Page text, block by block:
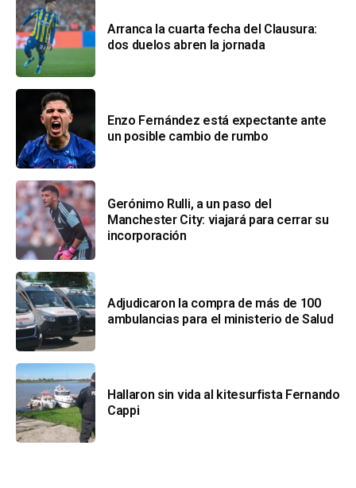
Arranca la cuarta fecha del Clausura:
dos duelos abren la jornada
Enzo Fernández está expectante ante
un posible cambio de rumbo
Gerónimo Rulli, a un paso del
Manchester City: viajará para cerrar su
incorporación
Adjudicaron la compra de más de 100
ambulancias para el ministerio de Salud
Hallaron sin vida al kitesurfista Fernando
Cappi